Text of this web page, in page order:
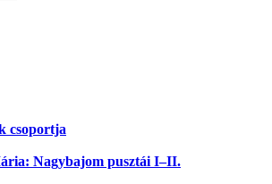
csoportja
Nagybajom pusztái I–II.